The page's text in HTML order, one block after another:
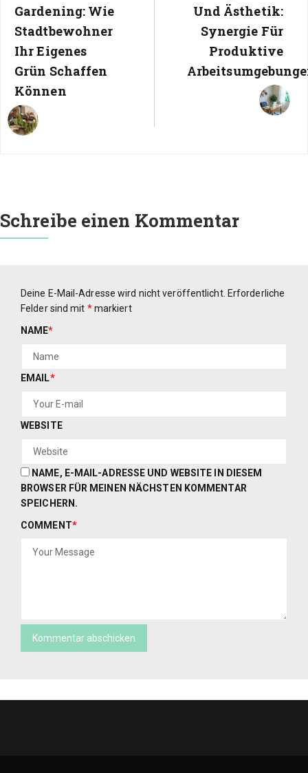
Post:
Gardening: Wie
Stadtbewohner
Ihr Eigenes
Grün Schaffen
Können
Post:
Und Ästhetik:
Synergie Für
Produktive
Schreibe einen Kommentar
Deine E-Mail-Adresse wird nicht veröffentlicht. Erforderliche
Felder sind mit *markiert
NAME*
EMAIL*
WEBSITE
NAME, E-MAIL-ADRESSE UND WEBSITE IN DIESEM
BROWSER FÜR MEINEN NÄCHSTEN KOMMENTAR
SPEICHERN.
COMMENT*